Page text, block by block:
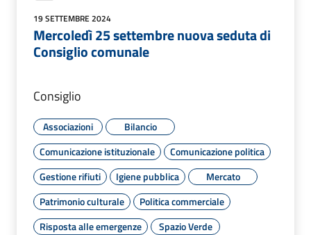
19 SETTEMBRE 2024
Mercoledì 25 settembre nuova seduta di
Consiglio comunale
Consiglio
Associazioni
Bilancio
Comunicazione istituzionale
Comunicazione politica
Gestione rifiuti
Igiene pubblica
Mercato
Patrimonio culturale
Politica commerciale
Risposta alle emergenze
Spazio Verde